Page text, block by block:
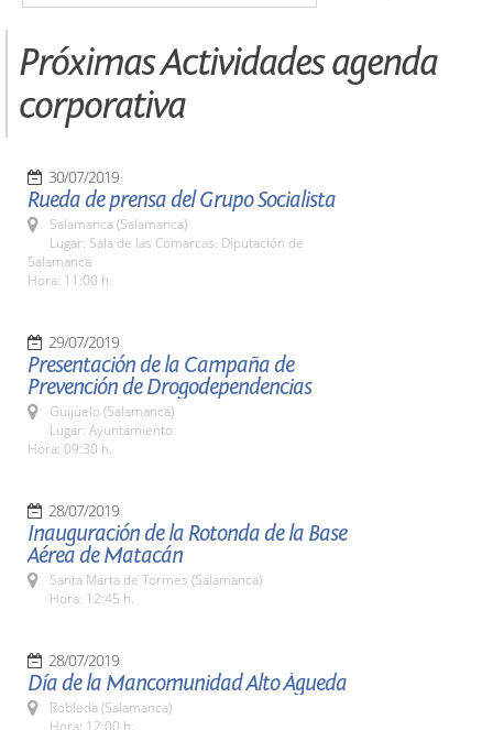
Próximas Actividades agenda
corporativa
30/07/2019
Rueda de prensa del Grupo Socialista
Salamanca (Salamanca)
Lugar: Sala de las Comarcas. Diputación de
Salamanca
Hora: 11:00 h.
29/07/2019
Presentación de la Campaña de
Prevención de Drogodependencias
Guijuelo (Salamanca)
Lugar: Ayuntamiento
Hora: 09:30 h.
28/07/2019
Inauguración de la Rotonda de la Base
Aérea de Matacán
Santa Marta de Tormes (Salamanca)
Hora: 12:45 h.
28/07/2019
Día de la Mancomunidad Alto Águeda
Robleda (Salamanca)
Hora: 12:00 h.